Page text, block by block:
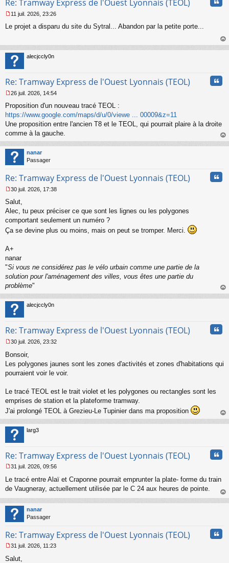
Re: Tramway Express de l'Ouest Lyonnais (TEOL)
e
a
g
e
o
l
u
11 juil. 2026, 23:26
Le projet a disparu du site du Sytral... Abandon par la petite porte...
au
alecjccly0n
Re: Tramway Express de l'Ouest Lyonnais (TEOL)
e
s
s
g
n
o
l
u
26 juil. 2026, 14:54
Proposition d'un nouveau tracé TEOL :
https://www.google.com/maps/d/u/0/viewe ... 00009&z=11
Une proposition entre l'ancien T8 et le TEOL, qui pourrait plaire à la droite
comme à la gauche.
au
nanar
Passager
Re: Tramway Express de l'Ouest Lyonnais (TEOL)
e
s
s
g
n
o
n
l
u
30 juil. 2026, 17:38
Salut,
Alec, tu peux préciser ce que sont les lignes ou les polygones
comportant seulement un numéro ?
Ça se devine plus ou moins, mais on peut se tromper. Merci.
A+
nanar
"Si vous ne considérez pas le vélo urbain comme une partie de la
solution pour l'aménagement des villes, vous êtes une partie du
problème"
au
alecjccly0n
Re: Tramway Express de l'Ouest Lyonnais (TEOL)
e
s
e
n
o
l
u
30 juil. 2026, 23:32
Bonsoir,
Les polygones jaunes sont les zones d'activités et zones d'habitations qui
pourraient voir le voir.
Le tracé TEOL est le trait violet et les polygones ou rectangles sont les
emprises de station et la plateforme tramway.
J'ai prolongé TEOL à Grezieu-Le Tupinier dans ma proposition
au
larg3
Re: Tramway Express de l'Ouest Lyonnais (TEOL)
e
s
a
g
e
o
l
u
31 juil. 2026, 09:56
Le tracé entre Alaï et Craponne pourrait emprunter la plate- forme du train
de Vaugneray, actuellement utilisée par le C 24 aux heures de pointe.
au
nanar
Passager
Re: Tramway Express de l'Ouest Lyonnais (TEOL)
e
31 juil. 2026, 11:23
Salut,